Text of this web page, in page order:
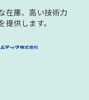
在庫、高い技術力
供します。